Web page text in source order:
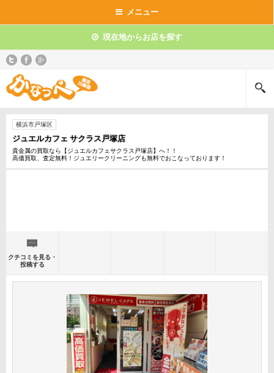
メニュー
現在地からお店を探す
横浜市戸塚区
ジュエルカフェ サクラス戸塚店
貴金属の買取なら【ジュエルカフェサクラス戸塚店】へ！！
高価買取、査定無料！ジュエリークリーニングも無料でおこなっております！
クチコミを見る・
投稿する